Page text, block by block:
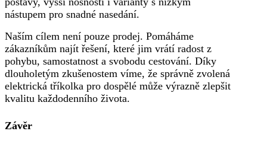
nástupem pro snadné nasedání.
Naším cílem není pouze prodej. Pomáháme
zákazníkům najít řešení, které jim vrátí radost z
pohybu, samostatnost a svobodu cestování. Díky
dlouholetým zkušenostem víme, že správně zvolená
elektrická tříkolka pro dospělé může výrazně zlepšit
kvalitu každodenního života.
Závěr